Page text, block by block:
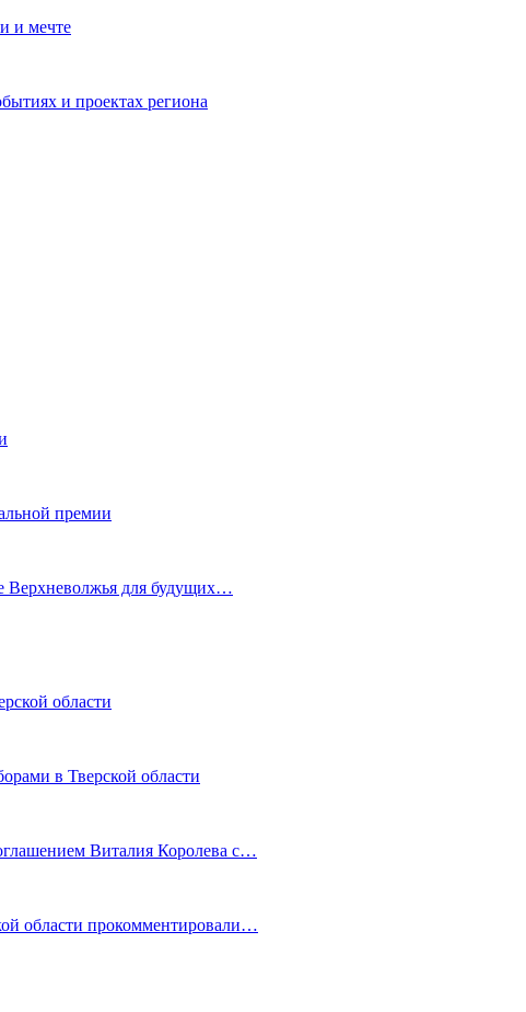
и мечте
и проектах региона
премии
Верхневолжья для будущих…
области
в Тверской области
Виталия Королева с…
области прокомментировали…